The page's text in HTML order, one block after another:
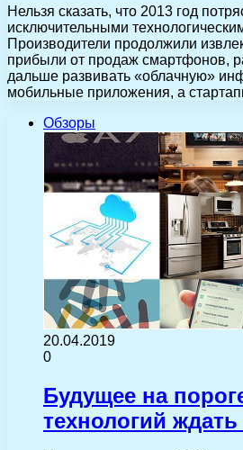
Нельзя сказать, что 2013 год
исключительными
Производители продолжили
прибыли от продаж смартфонов,
дальше развивать «облачную»
мобильные приложения, а
Обзоры
20.04.2019
0
Будущее на
технологий ждать